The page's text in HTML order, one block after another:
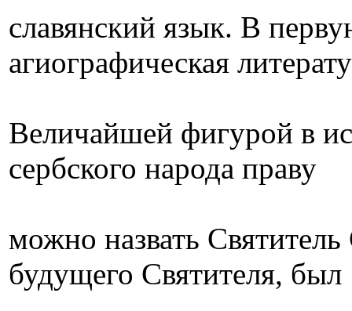
славянский язык. В
агиографическая
Величайшей фигурой в
сербского народа праву
можно назвать Святитель
будущего Святителя, был